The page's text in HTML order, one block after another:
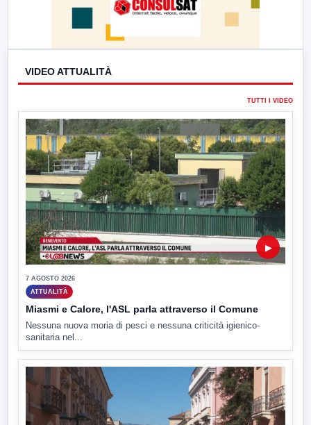
VIDEO ATTUALITÀ
TUTTI I VIDEO
▶
7 AGOSTO 2026
ATTUALITÀ
Miasmi e Calore, l'ASL parla attraverso il Comune
Nessuna nuova moria di pesci e nessuna criticità igienico-
sanitaria nel...